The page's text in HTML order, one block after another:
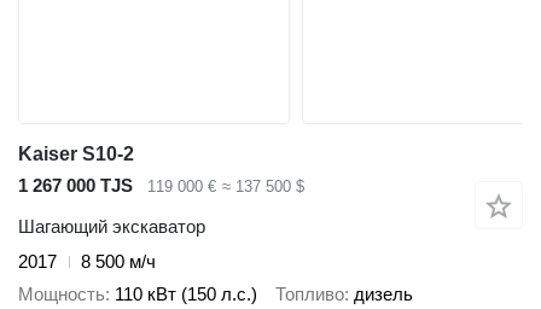
Kaiser S10-2
1 267 000 TJS
119 000 € ≈ 137 500 $
Шагающий экскаватор
2017
8 500 м/ч
Мощность 110 кВт (150 л.с.) Топливо дизель